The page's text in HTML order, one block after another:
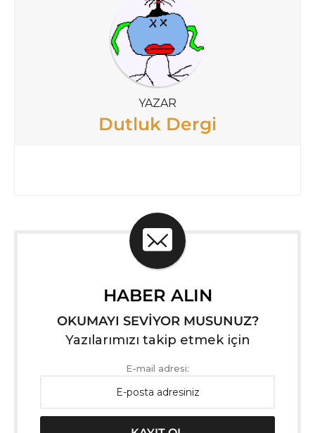
YAZAR
Dutluk Dergi
HABER ALIN
OKUMAYI SEVİYOR MUSUNUZ?
Yazılarımızı takip etmek için
E-mail adresi: